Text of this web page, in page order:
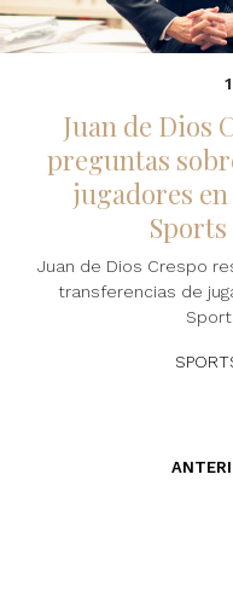
Juan de Dios
preguntas
jugadores
Juan de Dios Crespo
transferencias de